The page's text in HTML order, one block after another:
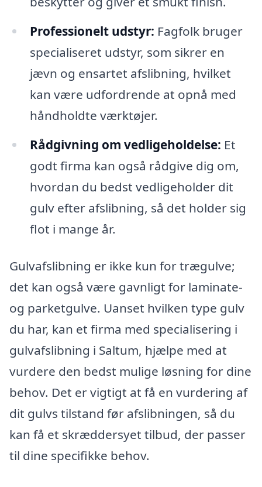
Professionelt udstyr: Fagfolk bruger
specialiseret udstyr, som sikrer en
jævn og ensartet afslibning, hvilket
kan være udfordrende at opnå med
håndholdte værktøjer.
Rådgivning om vedligeholdelse: Et
godt firma kan også rådgive dig om,
hvordan du bedst vedligeholder dit
gulv efter afslibning, så det holder sig
flot i mange år.
Gulvafslibning er ikke kun for trægulve;
det kan også være gavnligt for laminate-
og parketgulve. Uanset hvilken type gulv
du har, kan et firma med specialisering i
gulvafslibning i Saltum, hjælpe med at
vurdere den bedst mulige løsning for dine
behov. Det er vigtigt at få en vurdering af
dit gulvs tilstand før afslibningen, så du
kan få et skræddersyet tilbud, der passer
til dine specifikke behov.